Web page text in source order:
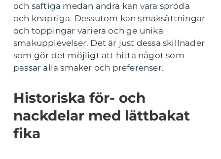
och saftiga medan andra kan vara spröda
och knapriga. Dessutom kan smaksättningar
och toppingar variera och ge unika
smakupplevelser. Det är just dessa skillnader
som gör det möjligt att hitta något som
passar alla smaker och preferenser.
Historiska för- och
nackdelar med lättbakat
fika